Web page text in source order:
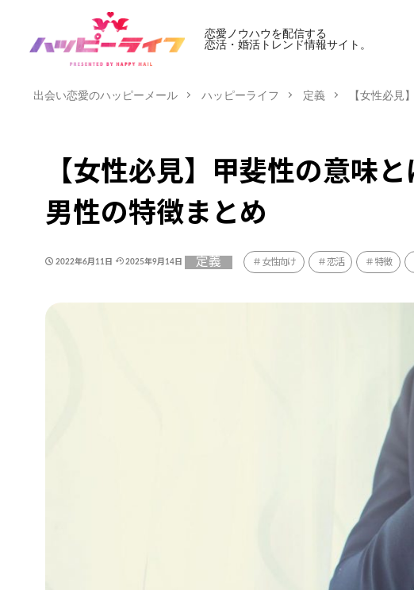
恋愛ノウハウを配信する
恋活・婚活トレンド情報サイト。
出会い恋愛のハッピーメール ハッピーライフ 定義 【女性必見
【女性必見】甲斐性の意味
男性の特徴まとめ
2022年6月11日 2025年9月14日 定義 女性向け 恋活 特徴